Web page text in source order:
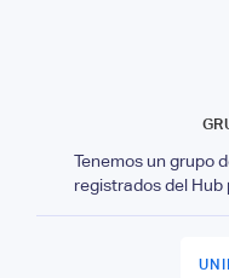
Tenemos un grupo
registrados del Hub